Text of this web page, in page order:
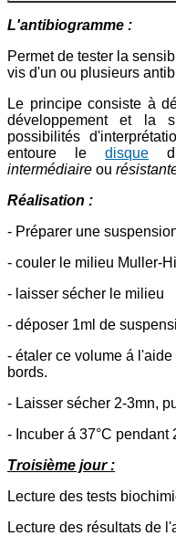
L'antibiogramme :
Permet de tester la
vis d'un ou plusieurs
Le principe consiste à
développement et la
possibilités
entoure le disque
intermédiaire ou
Réalisation :
- Préparer une
- couler le milieu Muller-
- laisser sécher le milieu
- déposer 1ml de
- étaler ce volume á
bords.
- Laisser sécher 2-3mn,
- Incuber á 37°C pendant
Troisième jour :
Lecture des tests
Lecture des résultats de